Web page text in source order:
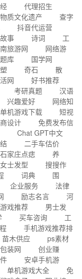
代理招生
质文化遗产
查字
抖音代运营
事 诗词
工
旅游网
网络游
库
国学网
奇石
散
网
好书推荐
考研真题
汉语
兴趣爱好
网络知
单机游戏下载
短视
设计
免费发布信
Chat GPT中文
二手车估价
石家庄点痣
养
女士发型
搜搜作
词典
围
企业服务
法律
励志名言
河
游戏推荐
男士发
买车咨询
工
手机游戏推荐排
苗木供应
ps素材
包装网
创业赚
安卓手机游
单机游戏大全
免